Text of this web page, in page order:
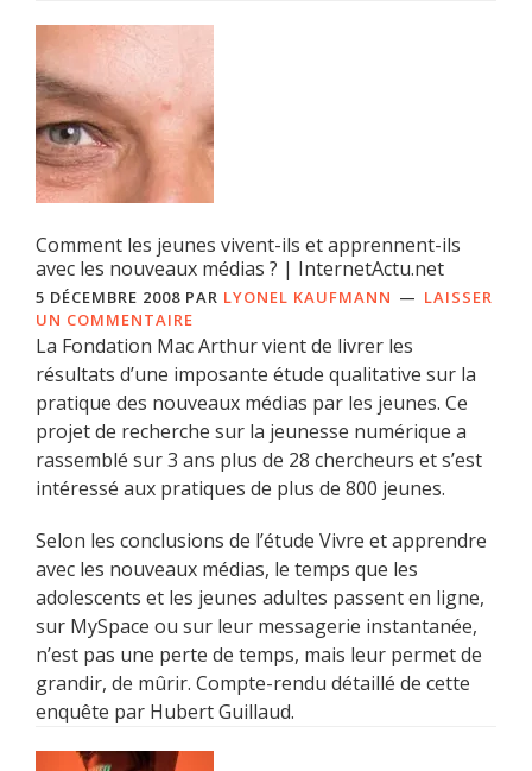
Comment les jeunes vivent-ils et apprennent-ils
avec les nouveaux médias ? | InternetActu.net
5 DÉCEMBRE 2008 PAR LYONEL KAUFMANN
LAISSER
UN COMMENTAIRE
La Fondation Mac Arthur vient de livrer les
résultats d’une imposante étude qualitative sur la
pratique des nouveaux médias par les jeunes. Ce
projet de recherche sur la jeunesse numérique a
rassemblé sur 3 ans plus de 28 chercheurs et s’est
intéressé aux pratiques de plus de 800 jeunes.
Selon les conclusions de l’étude Vivre et apprendre
avec les nouveaux médias, le temps que les
adolescents et les jeunes adultes passent en ligne,
sur MySpace ou sur leur messagerie instantanée,
n’est pas une perte de temps, mais leur permet de
grandir, de mûrir. Compte-rendu détaillé de cette
enquête par Hubert Guillaud.